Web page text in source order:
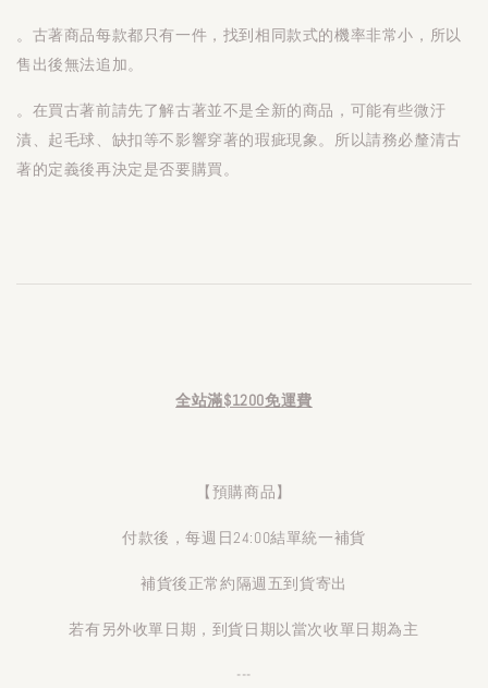
。古著商品每款都只有一件，找到相同款式的機率非常小，所以
售出後無法追加。
。在買古著前請先了解古著並不是全新的商品，可能有些微汙
漬、起毛球、缺扣等不影響穿著的瑕疵現象。所以請務必釐清古
著的定義後再決定是否要購買。
全站滿$1200免運費
【預購商品】
付款後，每週日24:00結單統一補貨
補貨後正常約隔週五到貨寄出
若有另外收單日期，到貨日期以當次收單日期為主
---